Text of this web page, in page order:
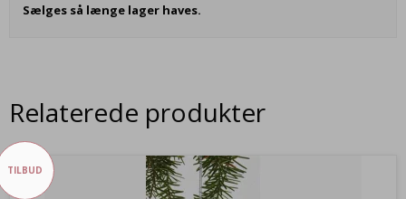
Sælges så længe lager haves.
Relaterede produkter
TILBUD